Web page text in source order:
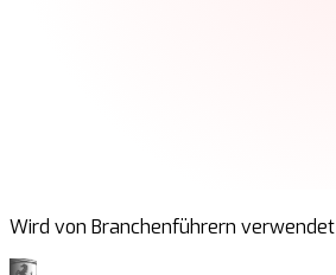
Wird von Branchenführern verwendet